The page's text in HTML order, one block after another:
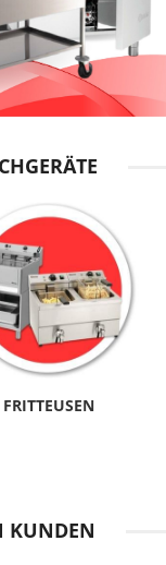
FRITTEUSEN
KUNDEN